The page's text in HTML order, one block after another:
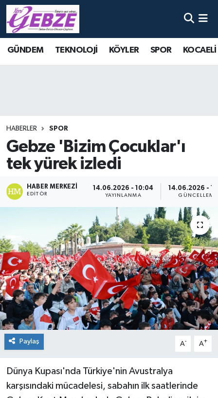
GÜNDEM TEKNOLOJİ KÖYLER SPOR
HABERLER SPOR
Gebze 'Bizim Çocuklar'ı
tek yürek izledi
HABER MERKEZI
EDITÖR
14.06.2026 - 10:04
YAYINLANMA
14.06.2026 -
GÜNCELLEME
Paylaş A- A+
Dünya Kupası'nda Türkiye'nin Avustralya
karşısındaki mücadelesi, sabahın ilk saatlerinde
Nöbetçi Eczaneler
Tüm Manşetler
Son Dakika Haberleri